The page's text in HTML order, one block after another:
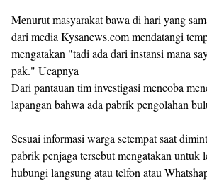
Menurut masyarakat bawa di hari yang
dari media Kysanews.com mendatangi
mengatakan "tadi ada dari instansi mana
pak." Ucapnya
Dari pantauan tim investigasi mencoba
lapangan bahwa ada pabrik pengolahan
Sesuai informasi warga setempat saat
pabrik penjaga tersebut mengatakan untuk
hubungi langsung atau telfon atau